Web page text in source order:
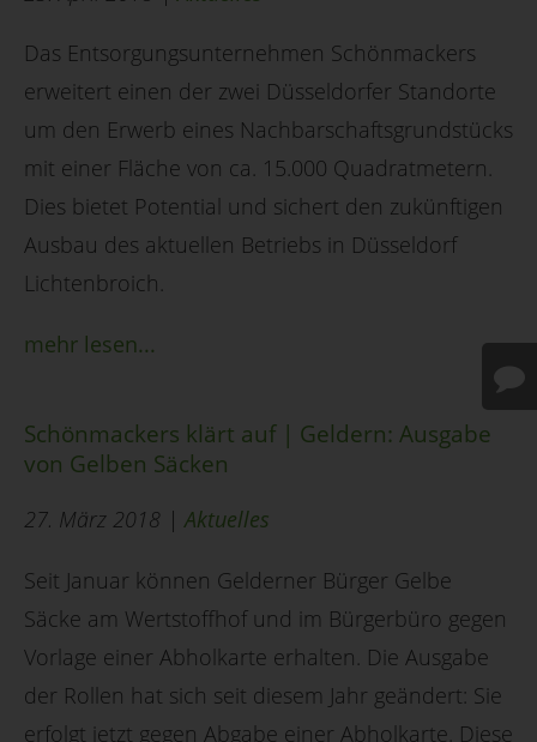
Das Entsorgungsunternehmen Schönmackers
erweitert einen der zwei Düsseldorfer Standorte
um den Erwerb eines Nachbarschaftsgrundstücks
mit einer Fläche von ca. 15.000 Quadratmetern.
Dies bietet Potential und sichert den zukünftigen
Ausbau des aktuellen Betriebs in Düsseldorf
Lichtenbroich.
mehr lesen...
Schönmackers klärt auf | Geldern: Ausgabe
von Gelben Säcken
27. März 2018 |Aktuelles
Seit Januar können Gelderner Bürger Gelbe
Säcke am Wertstoffhof und im Bürgerbüro gegen
Vorlage einer Abholkarte erhalten. Die Ausgabe
der Rollen hat sich seit diesem Jahr geändert: Sie
erfolgt jetzt gegen Abgabe einer Abholkarte. Diese